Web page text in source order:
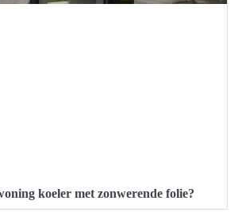
koeler met zonwerende folie?